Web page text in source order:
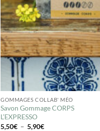
GOMMAGES COLLAB' MÉO
Savon Gommage CORPS
L’EXPRESSO
5,50€ – 5,90€Plage